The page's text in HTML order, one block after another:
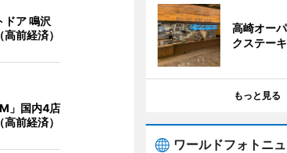
ドア 鳴沢
前経済）
」国内4店
前経済）
高崎オー
クステー
もっと見る
ワールドフォトニ